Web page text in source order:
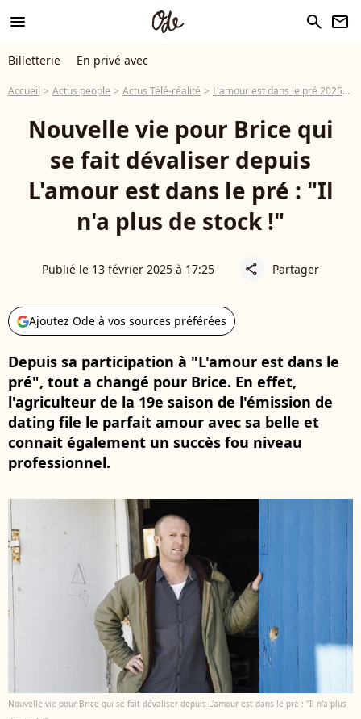
menu search newsletter
Billetterie En privé avec
Accueil Actus people Actus Télé-réalité L'amour est dans le pré 2025
Nouvelle vie pour Brice qui
se fait dévaliser depuis
L'amour est dans le pré : "Il
n'a plus de stock !"
Publié le 13 février 2025 à 17:25 share Partager
Ajoutez Ode à vos sources préférées
Depuis sa participation à "L'amour est dans le
pré", tout a changé pour Brice. En effet,
l'agriculteur de la 19e saison de l'émission de
dating file le parfait amour avec sa belle et
connait également un succès fou niveau
professionnel.
Nouvelle vie pour Brice qui se fait dévaliser depuis L'amour est dans le pré : "Il n'a plus